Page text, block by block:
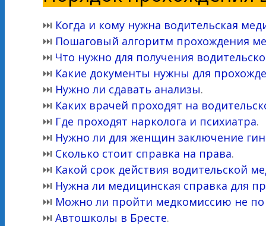
⏭ Когда и кому нужна водительская
⏭ Пошаговый алгоритм прохождения
⏭ Что нужно для получения
⏭ Какие документы нужны для
⏭ Нужно ли сдавать анализы.
⏭ Каких врачей проходят на
⏭ Где проходят нарколога и психиатра.
⏭ Нужно ли для женщин заключение
⏭ Сколько стоит справка на права.
⏭ Какой срок действия водительской
⏭ Нужна ли медицинская справка для
⏭ Можно ли пройти медкомиссию не по
⏭ Автошколы в Бресте.